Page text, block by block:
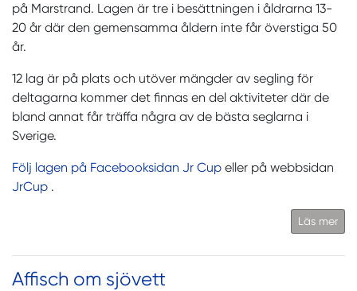
på Marstrand. Lagen är tre i besättningen i åldrarna 13-
20 år där den gemensamma åldern inte får överstiga 50
år.
12 lag är på plats och utöver mängder av segling för
deltagarna kommer det finnas en del aktiviteter där de
bland annat får träffa några av de bästa seglarna i
Sverige.
Följ lagen på Facebooksidan Jr Cup eller på webbsidan
JrCup .
Läs mer
Affisch om sjövett